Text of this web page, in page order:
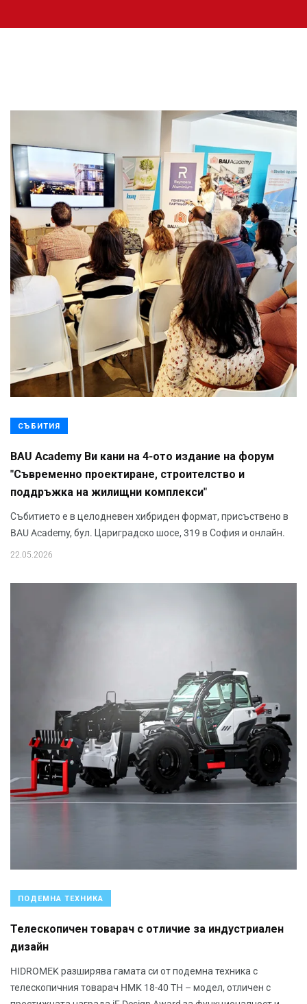
СЪБИТИЯ
BAU Academy Ви кани на 4-ото издание на форум
"Съвременно проектиране, строителство и
поддръжка на жилищни комплекси"
Събитието е в целодневен хибриден формат, присъствено в
BAU Academy, бул. Цариградско шосе, 319 в София и онлайн.
22.05.2026
ПОДЕМНА ТЕХНИКА
Телескопичен товарач с отличие за индустриален
дизайн
HIDROMEK разширява гамата си от подемна техника с
телескопичния товарач HMK 18-40 TH – модел, отличен с